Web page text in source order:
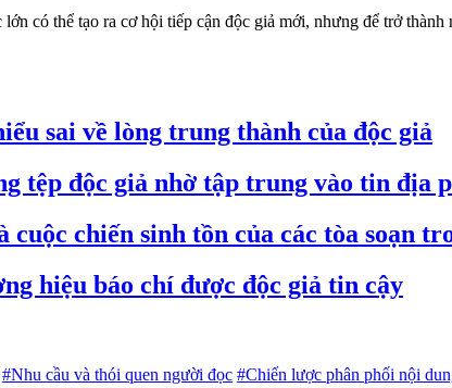
có thể tạo ra cơ hội tiếp cận độc giả mới, nhưng để trở
sai về lòng trung thành của độc giả
tệp độc giả nhờ tập trung vào tin địa
cuộc chiến sinh tồn của các tòa soạn
hiệu báo chí được độc giả tin cậy
#Nhu cầu và thói quen người đọc #Chiến lược phân phối nội